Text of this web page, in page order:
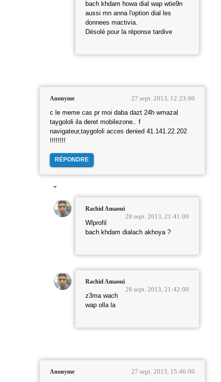
bach khdam howa dial wap wtie9n
aussi mn anna l'option dial les
donnees mactivia.
Désolé pour la réponse tardive
Anonyme 27 sept. 2013, 12:23:00
c le meme cas pr moi daba dazt 24h wmazal
taygololi ila deret mobilezone.. f
navigateur,taygololi acces denied 41.141.22.202
!!!!!!!!
RÉPONDRE
Rachid Amaoui
28 sept. 2013, 21:41:00
Wlprofil
bach khdam dialach akhoya ?
Rachid Amaoui
28 sept. 2013, 21:42:00
z3ma wach
wap olla la
Anonyme 27 sept. 2013, 15:46:00